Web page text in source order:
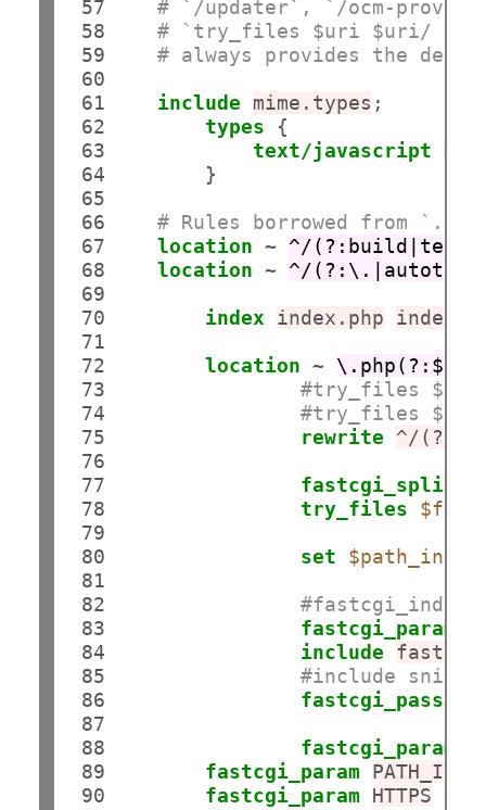
57
58
59
60
61
62
63
64
65
66
67
68
69
70
71
72
73
74
75
76
77
78
79
80
81
82
83
84
85
86
87
88
89
90
# `/updater`, `/ocm-
# `try_files $uri $uri/ /
# always provides the
include mime.types ;
types {
text/javascript
        }
# Rules borrowed from
location ~ ^/
location ~ ^/
index index.php
location ~ \.php(?:$|/)
#try_files $uri
#try_files $uri
rewrite ^/
try_files
set $path_info
#fastcgi_index
fastcgi_param
include
#include
fastcgi_pass
fastcgi_param
fastcgi_param PATH_INFO
fastcgi_param HTTPS on